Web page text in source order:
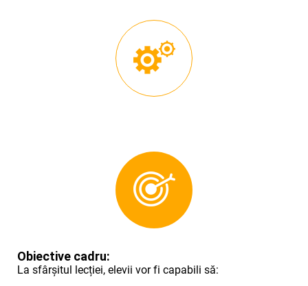
Obiective cadru:
La sfârșitul lecției, elevii vor fi capabili să: